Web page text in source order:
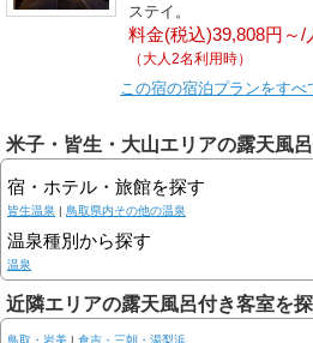
ステイ。
料金(税込)39,808円～/
（大人2名利用時）
この宿の宿泊プランをすべ
米子・皆生・大山エリアの露天風
宿・ホテル・旅館を探す
皆生温泉 | 鳥取県内その他の温泉
温泉種別から探す
温泉
近隣エリアの露天風呂付き客室を
鳥取・岩美 | 倉吉・三朝・湯梨浜